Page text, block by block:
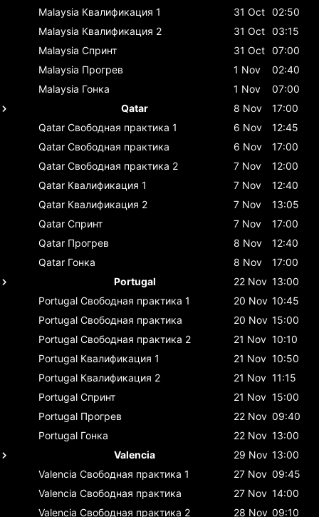
Malaysia Квалификация 1 31 Oct 02:50
Malaysia Квалификация 2 31 Oct 03:15
Malaysia Спринт 31 Oct 07:00
Malaysia Прогрев 1 Nov
02:40
Malaysia Гонка 1 Nov
07:00
Qatar
8 Nov
17:00
Qatar Свободная практика 1 6 Nov
12:45
Qatar Свободная практика 6 Nov
17:00
Qatar Свободная практика 2 7 Nov
12:00
Qatar Квалификация 1 7 Nov
12:40
Qatar Квалификация 2 7 Nov
13:05
Qatar Спринт 7 Nov
17:00
Qatar Прогрев 8 Nov
12:40
Qatar Гонка 8 Nov
17:00
Portugal
22 Nov 13:00
Portugal Свободная практика 1 20 Nov 10:45
Portugal Свободная практика 20 Nov 15:00
Portugal Свободная практика 2 21 Nov 10:10
Portugal Квалификация 1 21 Nov 10:50
Portugal Квалификация 2 21 Nov 11:15
Portugal Спринт 21 Nov 15:00
Portugal Прогрев 22 Nov 09:40
Portugal Гонка 22 Nov 13:00
Valencia
29 Nov 13:00
Valencia Свободная практика 1 27 Nov 09:45
Valencia Свободная практика 27 Nov 14:00
Valencia Свободная практика 2 28 Nov 09:10